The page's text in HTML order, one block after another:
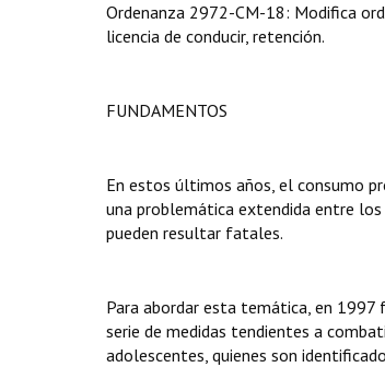
Ordenanza 2972-CM-18: Modifica
licencia de conducir, retención.
FUNDAMENTOS
En estos últimos años, el consumo
una problemática extendida entre los
pueden resultar fatales.
Para abordar esta temática, en
serie de medidas tendientes a
adolescentes, quienes son